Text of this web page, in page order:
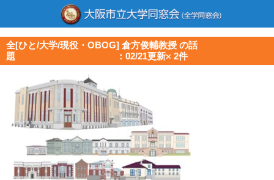
全[ひと/大学/現役・OBOG] 倉方俊輔教授 の話
題 ：02/21更新× 2件